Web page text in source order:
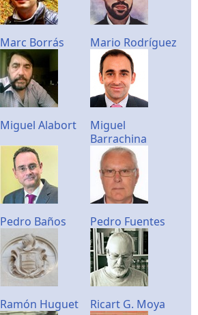
Marc Borrás Mario Rodríguez
Miguel Alabort
Miguel
Barrachina
Pedro Baños Pedro Fuentes
Ramón Huguet Ricart G. Moya